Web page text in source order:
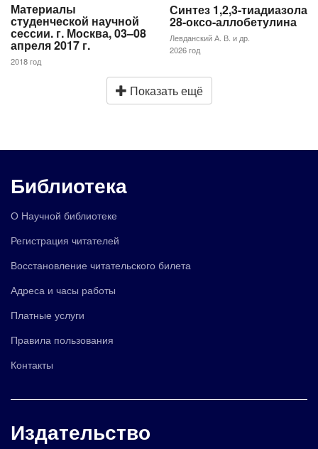
Материалы
студенческой научной
сессии. г. Москва, 03–08
апреля 2017 г.
2018 год
Синтез 1,2,3-тиадиазола
28-оксо-аллобетулина
Левданский А. В. и др.
2026 год
Показать ещё
Библиотека
О Научной библиотеке
Регистрация читателей
Восстановление читательского билета
Адреса и часы работы
Платные услуги
Правила пользования
Контакты
Издательство